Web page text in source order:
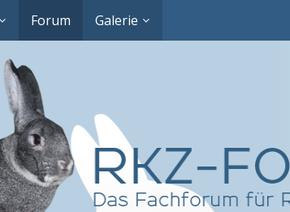
Forum Galerie